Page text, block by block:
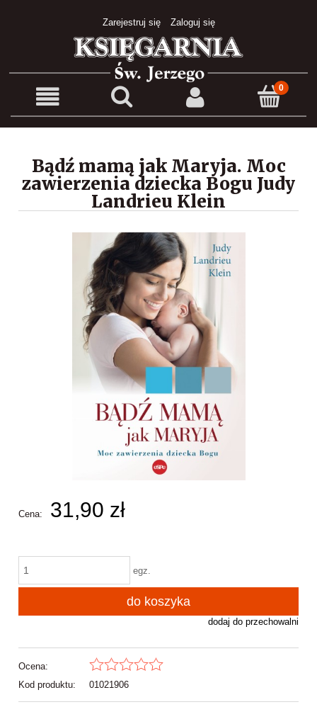
Zarejestruj się Zaloguj się
Bądź mamą jak Maryja. Moc
zawierzenia dziecka Bogu Judy
Landrieu Klein
Cena: 31,90 zł
egz.
do koszyka
dodaj do przechowalni
Ocena:
Kod produktu:
01021906